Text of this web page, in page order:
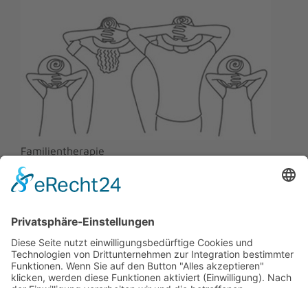
Familientherapie
Bewältigung von Umbruchsituationen.
Unterstützung, wenn Kinder Ängste oder
aggressives oder unsicheres Verhalten zeigen.
Strategien suchen, wie mit der
Herausforderung “Patchworkfamilie”